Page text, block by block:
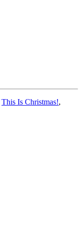
This Is Christmas!,